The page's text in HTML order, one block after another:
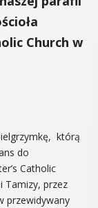
Church w
którą
do
Catholic
Tamizy, przez
przewidywany